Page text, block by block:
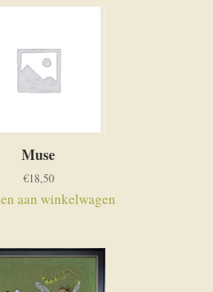
Muse
€18,50
aan winkelwagen